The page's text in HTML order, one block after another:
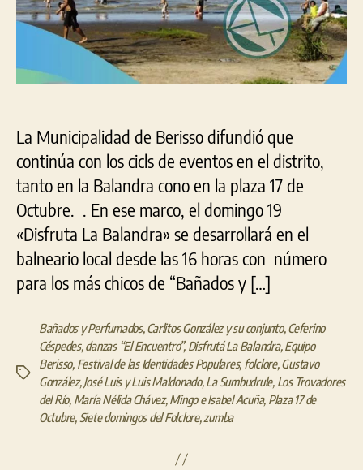
fin
de
La Municipalidad de Berisso difundió que
continúa con los cicls de eventos en el distrito,
tanto en la Balandra cono en la plaza 17 de
Octubre. . En ese marco, el domingo 19
«Disfruta La Balandra» se desarrollará en el
balneario local desde las 16 horas con número
para los más chicos de “Bañados y […]
Etiquetas
Bañados y Perfumados,Carlitos González y su conjunto,Ceferino
Céspedes,danzas “El Encuentro”, Disfrutá La Balandra,Equipo
Berisso, Festival de las Identidades Populares, folclore,Gustavo
González,José Luis y Luis Maldonado,La Sumbudrule, Los Trovadores
del Río, María Nélida Chávez,Mingo e Isabel Acuña, Plaza 17 de
Octubre, Siete domingos del Folclore,zumba